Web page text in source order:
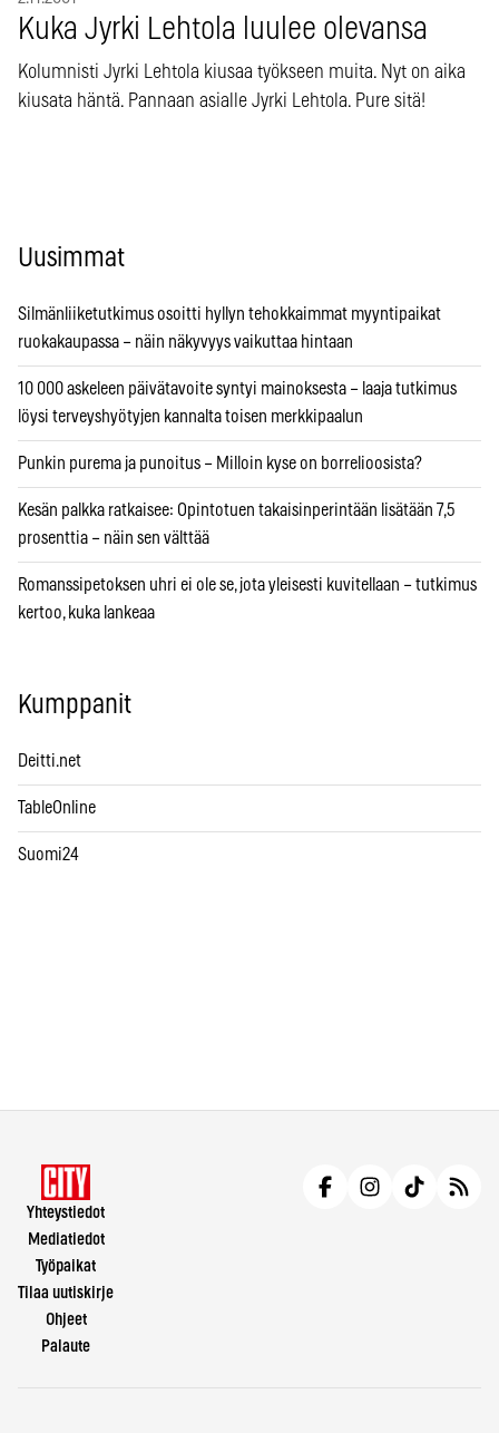
Kuka Jyrki Lehtola luulee olevansa
Kolumnisti Jyrki Lehtola kiusaa työkseen muita. Nyt on aika
kiusata häntä. Pannaan asialle Jyrki Lehtola. Pure sitä!
Uusimmat
Silmänliiketutkimus osoitti hyllyn tehokkaimmat myyntipaikat
ruokakaupassa – näin näkyvyys vaikuttaa hintaan
10 000 askeleen päivätavoite syntyi mainoksesta – laaja tutkimus
löysi terveyshyötyjen kannalta toisen merkkipaalun
Punkin purema ja punoitus – Milloin kyse on borrelioosista?
Kesän palkka ratkaisee: Opintotuen takaisinperintään lisätään 7,5
prosenttia – näin sen välttää
Romanssipetoksen uhri ei ole se, jota yleisesti kuvitellaan – tutkimus
kertoo, kuka lankeaa
Kumppanit
Deitti.net
TableOnline
Suomi24
Yhteystiedot
Mediatiedot
Työpaikat
Tilaa uutiskirje
Ohjeet
Palaute